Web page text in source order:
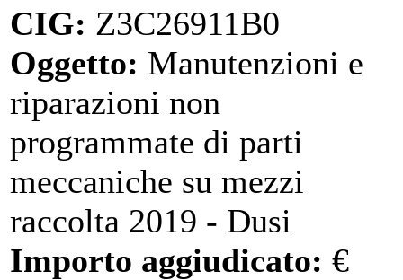
CIG: Z3C26911B0
Oggetto: Manutenzioni e
riparazioni non
programmate di parti
meccaniche su mezzi
raccolta 2019 - Dusi
Importo aggiudicato: €